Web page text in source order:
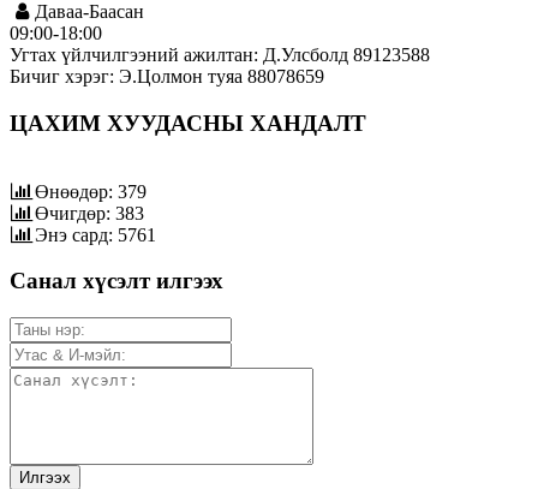
Даваа-Баасан
09:00-18:00
Угтах үйлчилгээний ажилтан: Д.Улсболд 89123588
Бичиг хэрэг: Э.Цолмон туяа 88078659
ЦАХИМ ХУУДАСНЫ ХАНДАЛТ
Өнөөдөр: 379
Өчигдөр: 383
Энэ сард: 5761
Санал хүсэлт илгээх